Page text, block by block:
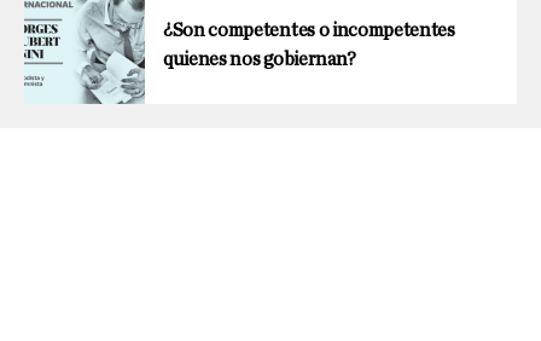
¿Son competentes o incompetentes
quienes nos gobiernan?